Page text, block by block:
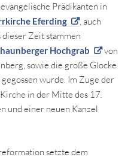
Prädikanten in
Eferding
, auch
Zeit stammen
Hochgrab
von
sowie die große Glocke
wurde. Im Zuge der
in der Mitte des 17.
und einer neuen Kanzel
setzte dem